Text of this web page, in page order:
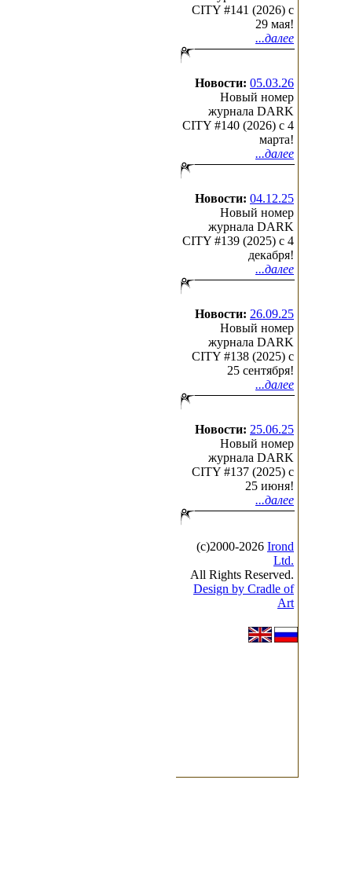
CITY #141 (2026) c
29 мая!
...далее
Новости: 05.03.26
Новый номер
журнала DARK
CITY #140 (2026) c 4
марта!
...далее
Новости: 04.12.25
Новый номер
журнала DARK
CITY #139 (2025) c 4
декабря!
...далее
Новости: 26.09.25
Новый номер
журнала DARK
CITY #138 (2025) c
25 сентября!
...далее
Новости: 25.06.25
Новый номер
журнала DARK
CITY #137 (2025) c
25 июня!
...далее
(с)2000-2026 Irond
Ltd.
All Rights Reserved.
Design by Cradle of
Art